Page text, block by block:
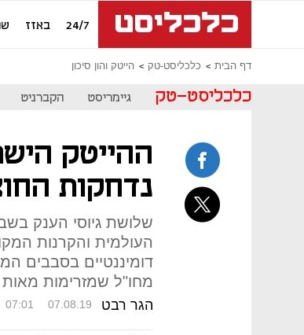
24/7 באזז
דף הבית כלכליסט-טק הייטק והון סיכון
כלכליסט-טק גיימריסט הקברניט
ההייטק
נדחקות
שלושת גיוסי הענק
העולמית והקרנות
דומיננטיים בסבבים
מחו"ל שמזרימות מאות
הגר רבט 07:01 07.08.19